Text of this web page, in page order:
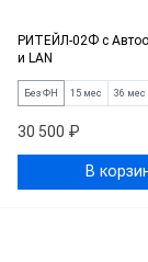
РИТЕЙЛ-02Ф c
и LAN
Без ФН 15 мес 36 мес
30 500 ₽
В